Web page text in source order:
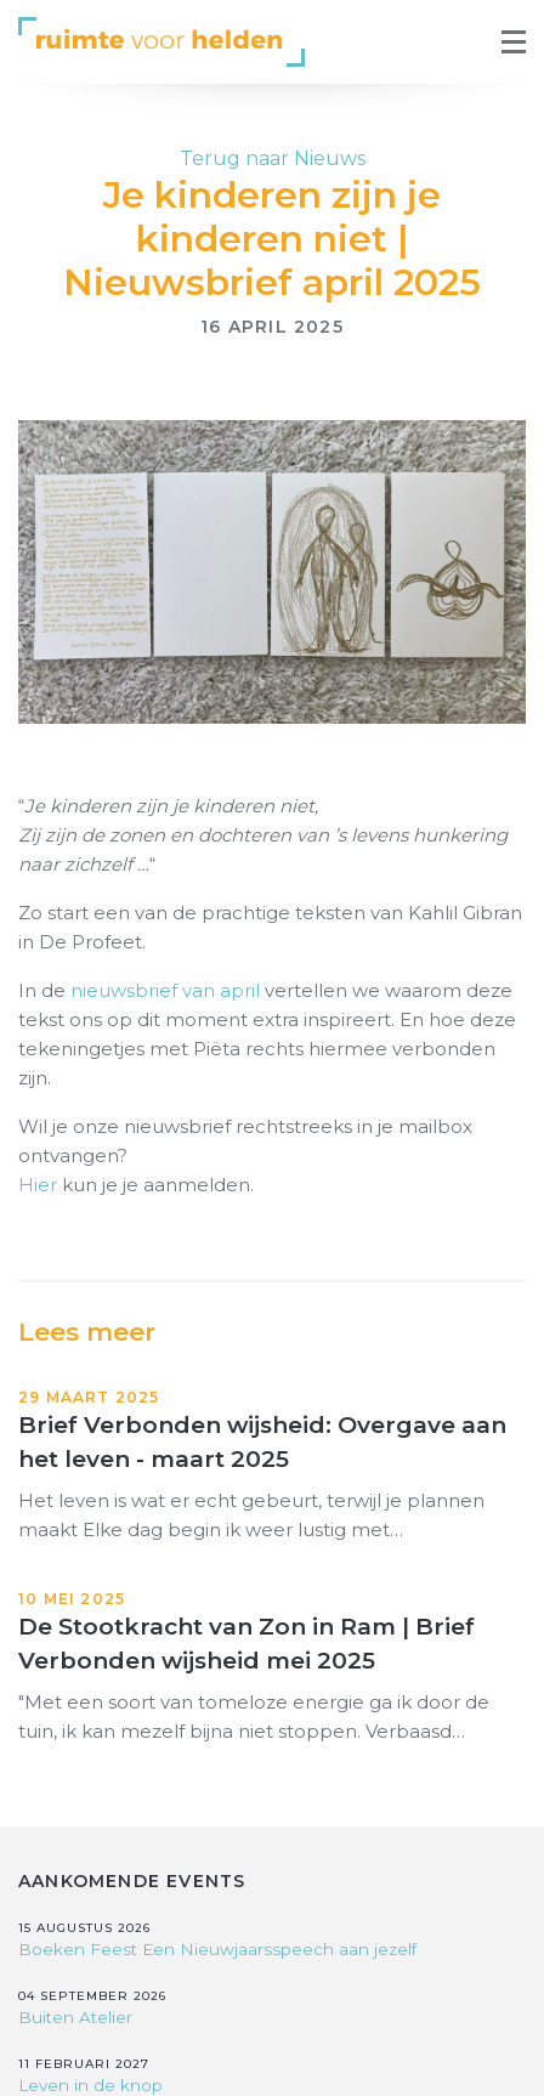
Terug naar Nieuws
Je kinderen zijn je
kinderen niet |
Nieuwsbrief april 2025
16 APRIL 2025
“Je kinderen zijn je kinderen niet,
Zij zijn de zonen en dochteren van ’s levens hunkering
naar zichzelf …“
Zo start een van de prachtige teksten van Kahlil Gibran
in De Profeet.
In de nieuwsbrief van april vertellen we waarom deze
tekst ons op dit moment extra inspireert. En hoe deze
tekeningetjes met Piëta rechts hiermee verbonden
zijn.
Wil je onze nieuwsbrief rechtstreeks in je mailbox
ontvangen?
Hier kun je je aanmelden.
Lees meer
29 MAART 2025
Brief Verbonden wijsheid: Overgave aan
het leven - maart 2025
Het leven is wat er echt gebeurt, terwijl je plannen
maakt Elke dag begin ik weer lustig met…
10 MEI 2025
De Stootkracht van Zon in Ram | Brief
Verbonden wijsheid mei 2025
"Met een soort van tomeloze energie ga ik door de
tuin, ik kan mezelf bijna niet stoppen. Verbaasd…
AANKOMENDE EVENTS
15 AUGUSTUS 2026
Boeken Feest Een Nieuwjaarsspeech aan jezelf
04 SEPTEMBER 2026
Buiten Atelier
11 FEBRUARI 2027
Leven in de knop